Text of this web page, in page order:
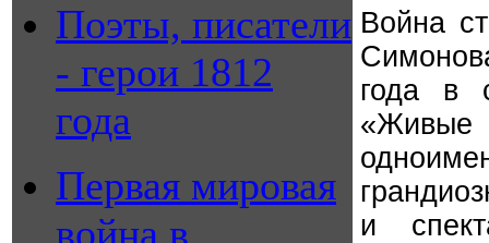
Поэты, писатели
- герои 1812
года
Первая мировая
война в
Война
года в
и